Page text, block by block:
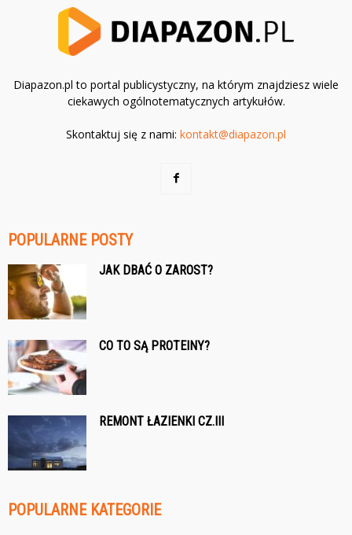
Diapazon.pl to portal publicystyczny, na którym znajdziesz wiele
ciekawych ogólnotematycznych artykułów.
Skontaktuj się z nami: kontakt@diapazon.pl
POPULARNE POSTY
JAK DBAĆ O ZAROST?
CO TO SĄ PROTEINY?
REMONT ŁAZIENKI CZ.III
POPULARNE KATEGORIE